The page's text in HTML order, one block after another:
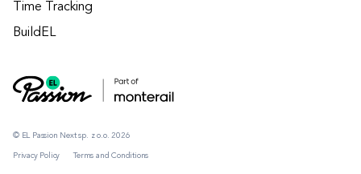
© EL Passion Next sp. z o.o. 2026
Privacy Policy Terms and Conditions
Time Tracking
BuildEL